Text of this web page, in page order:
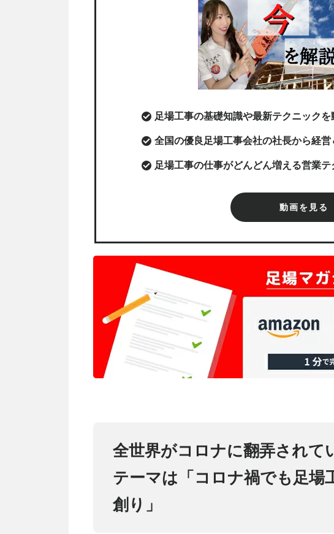
足場工事の基礎知識や最新テクニックを
全国の優良足場工事会社の社長から経営
足場工事の仕事がどんどん増える営業テ
動画を見る
全世界がコロナに翻弄されて
テーマは「コロナ禍でも足場
創り」